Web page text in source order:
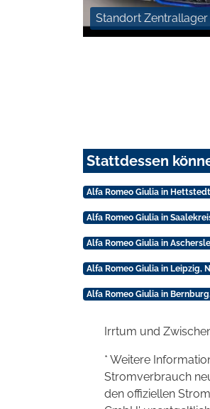
Standort Zentrallager
Stattdessen
Alfa Romeo Giulia in
Alfa Romeo Giulia in
Alfa Romeo Giulia in
Alfa Romeo Giulia in Leipzig,
Alfa Romeo Giulia in
Irrtum und
* Weitere
Stromverbrauch
den offiziellen